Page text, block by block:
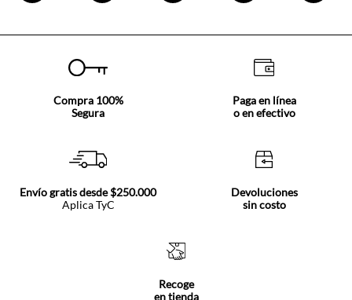
Compra 100%
Segura
Paga en línea
o en efectivo
Envío gratis desde $250.000
Aplica TyC
Devoluciones
sin costo
Recoge
en tienda